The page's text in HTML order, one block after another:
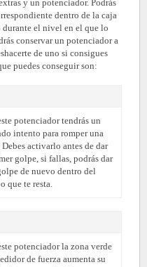
y un potenciador. Podrás
dentro de la caja
durante el nivel en el que lo
conservar un potenciador a
de uno si consigues
puedes conseguir son:
potenciador tendrás un
intento para romper una
activarlo antes de dar
golpe, si fallas, podrás dar
de nuevo dentro del
que te resta.
potenciador la zona verde
de fuerza aumenta su